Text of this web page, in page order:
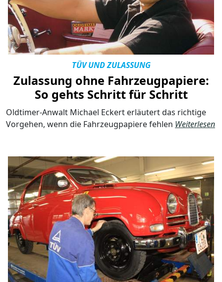
TÜV UND ZULASSUNG
Zulassung ohne Fahrzeugpapiere:
So gehts Schritt für Schritt
Oldtimer-Anwalt Michael Eckert erläutert das richtige
Vorgehen, wenn die Fahrzeugpapiere fehlen Weiterlesen